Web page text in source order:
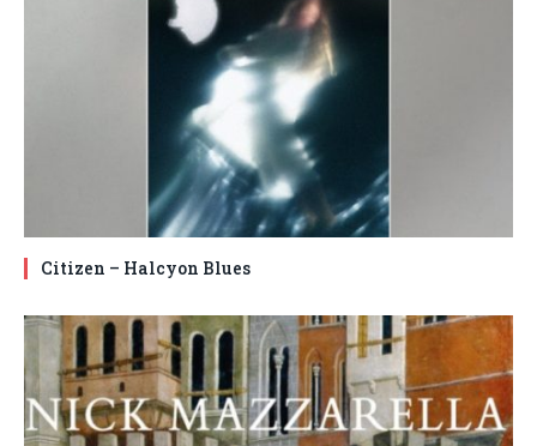
Citizen – Halcyon Blues